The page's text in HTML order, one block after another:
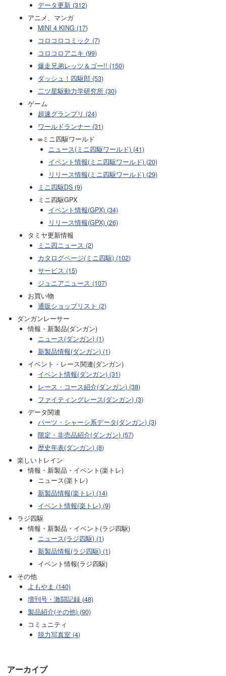
データ更新 (312)
アニメ、マンガ
MINI 4 KING (17)
コロコロコミック (7)
コロコロアニキ (99)
爆走兄弟レッツ＆ゴー!! (150)
ダッシュ！四駆郎 (53)
二ツ星駆動力学研究所 (30)
ゲーム
超速グランプリ (24)
ワールドランナー (31)
∞ミニ四駆ワールド
ニュース(ミニ四駆ワールド) (41)
イベント情報(ミニ四駆ワールド) (20)
リリース情報(ミニ四駆ワールド) (29)
ミニ四駆DS (9)
ミニ四駆GPX
イベント情報(GPX) (34)
リリース情報(GPX) (26)
タミヤ更新情報
ミニ四ニュース (2)
カタログページ(ミニ四駆) (102)
サービス (15)
ジュニアニュース (107)
お買い物
通販ショップリスト (2)
ダンガンレーサー
情報・新製品(ダンガン)
ニュース(ダンガン) (1)
新製品情報(ダンガン) (1)
イベント・レース関連(ダンガン)
イベント情報(ダンガン) (31)
レース・コース紹介(ダンガン) (38)
ファイティングレース(ダンガン) (3)
データ関連
パーツ・シャーシ系データ(ダンガン) (3)
限定・非売品紹介(ダンガン) (57)
歴史年表(ダンガン) (8)
楽しいトレイン
情報・新製品・イベント(楽トレ)
ニュース(楽トレ)
新製品情報(楽トレ) (14)
イベント情報(楽トレ) (9)
ラジ四駆
情報・新製品・イベント(ラジ四駆)
ニュース(ラジ四駆) (1)
新製品情報(ラジ四駆) (1)
イベント情報(ラジ四駆)
その他
よもやま (140)
増刊号・激闘記録 (48)
製品紹介(その他) (90)
コミュニティ
脱力写真室 (4)
アーカイブ